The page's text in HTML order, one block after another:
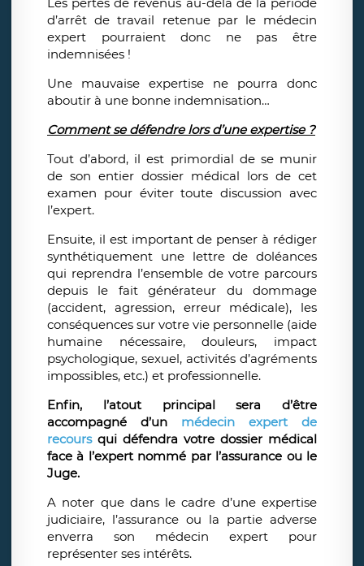
d’arrêt de travail retenue par le médecin
expert pourraient donc ne pas être
indemnisées !
Une mauvaise expertise ne pourra donc
aboutir à une bonne indemnisation…
Comment se défendre lors d’une expertise ?
Tout d’abord, il est primordial de se munir
de son entier dossier médical lors de cet
examen pour éviter toute discussion avec
l’expert.
Ensuite, il est important de penser à rédiger
synthétiquement une lettre de doléances
qui reprendra l’ensemble de votre parcours
depuis le fait générateur du dommage
(accident, agression, erreur médicale), les
conséquences sur votre vie personnelle (aide
humaine nécessaire, douleurs, impact
psychologique, sexuel, activités d’agréments
impossibles, etc.) et professionnelle.
Enfin, l’atout principal sera d’être
accompagné d’un médecin expert de
recoursqui défendra votre dossier médical
face à l’expert nommé par l’assurance ou le
Juge.
A noter que dans le cadre d’une expertise
judiciaire, l’assurance ou la partie adverse
enverra son médecin expert pour
représenter ses intérêts.